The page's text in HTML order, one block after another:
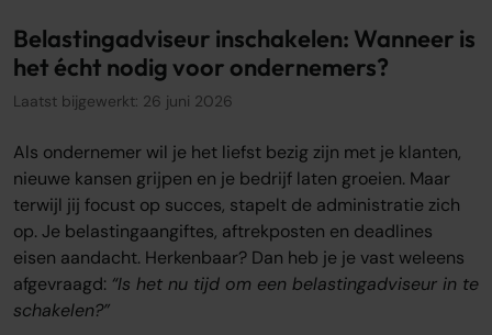
Belastingadviseur inschakelen: Wanneer is
het écht nodig voor ondernemers?
Laatst bijgewerkt: 26 juni 2026
Als ondernemer wil je het liefst bezig zijn met je klanten,
nieuwe kansen grijpen en je bedrijf laten groeien. Maar
terwijl jij focust op succes, stapelt de administratie zich
op. Je belastingaangiftes, aftrekposten en deadlines
eisen aandacht. Herkenbaar? Dan heb je je vast weleens
afgevraagd: “Is het nu tijd om een belastingadviseur in te
schakelen?”
Over ons
Onze tarieven
Onze kantoren
Sluit je aan
Word oamkb partner
Werken bij
Contact